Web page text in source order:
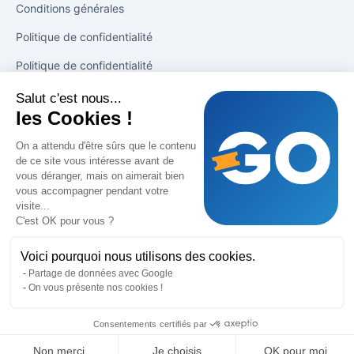
Salut c'est nous...
les Cookies !
On a attendu d'être sûrs que le contenu
de ce site vous intéresse avant de
vous déranger, mais on aimerait bien
vous accompagner pendant votre
visite...
C'est OK pour vous ?
Voici pourquoi nous utilisons des cookies.
Partage de données avec Google
On vous présente nos cookies !
Consentements certifiés par
Non merci Je choisis OK pour moi
Conditions générales
Politique de confidentialité
Politique de confidentialité
Solutions
Tirage en 1 clic
Booster les ventes
Suivi des ventes
Support
Blog